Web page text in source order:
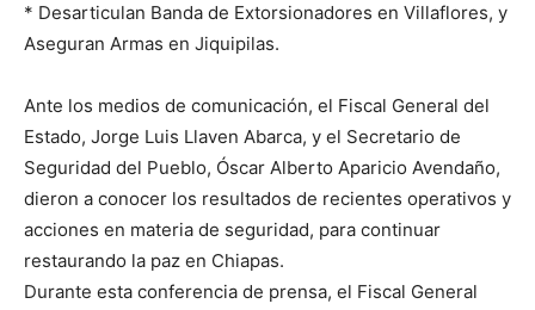
* Desarticulan Banda de Extorsionadores en Villaflores, y
Aseguran Armas en Jiquipilas.
Ante los medios de comunicación, el Fiscal General del
Estado, Jorge Luis Llaven Abarca, y el Secretario de
Seguridad del Pueblo, Óscar Alberto Aparicio Avendaño,
dieron a conocer los resultados de recientes operativos y
acciones en materia de seguridad, para continuar
restaurando la paz en Chiapas.
Durante esta conferencia de prensa, el Fiscal General